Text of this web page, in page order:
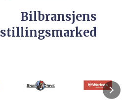
Bilbransjens
stillingsmarked